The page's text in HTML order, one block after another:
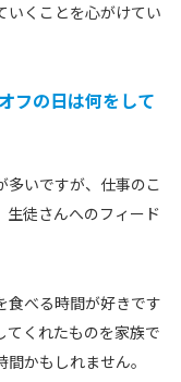
いくことを心がけてい
フの日は何をして
多いですが、仕事のこ
生徒さんへのフィード
食べる時間が好きです
てくれたものを家族で
かもしれません。